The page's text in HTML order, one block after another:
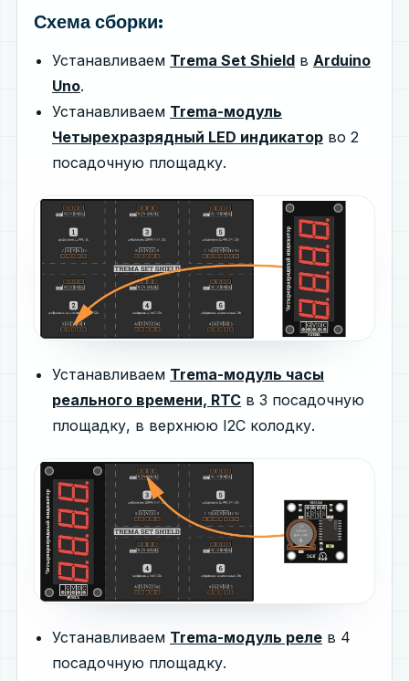
Схема сборки:
Устанавливаем Trema Set Shield в Arduino
Uno.
Устанавливаем Trema-модуль
Четырехразрядный LED индикатор во 2
посадочную площадку.
Устанавливаем Trema-модуль часы
реального времени, RTC в 3 посадочную
площадку, в верхнюю I2C колодку.
Устанавливаем Trema-модуль реле в 4
посадочную площадку.